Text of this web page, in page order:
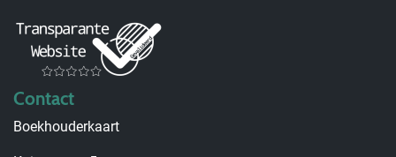
Contact
Boekhouderkaart